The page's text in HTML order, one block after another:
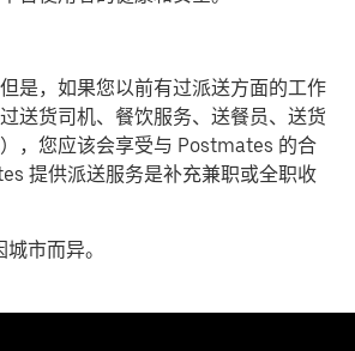
是，如果您以前有过派送方面的工作
送货司机、餐饮服务、送餐员、送货
，您应该会享受与 Postmates 的合
提供派送服务是补充兼职或全职收
市而异。